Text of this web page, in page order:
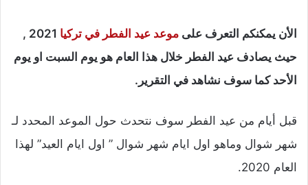
الأن يمكنكم التعرف على موعد عيد الفطر في تركيا
2021 ,
حيث يصادف عيد الفطر خلال هذا العام هو يوم السبت او يوم
الأحد كما سوف نشاهد في التقرير.
قبل أيام من عيد الفطر سوف نتحدث حول الموعد المحدد لـ
شهر شوال وماهو اول ايام شهر شوال ” اول ايام العيد” لهذا
العام 2020.